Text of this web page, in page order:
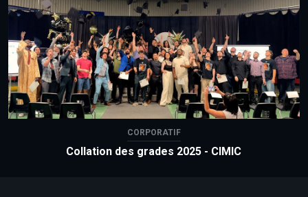
CORPORATIF
Collation des grades 2025 - CIMIC